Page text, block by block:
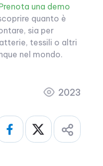
una demo
quanto è
sia per
tessili o altri
nel mondo.
2023